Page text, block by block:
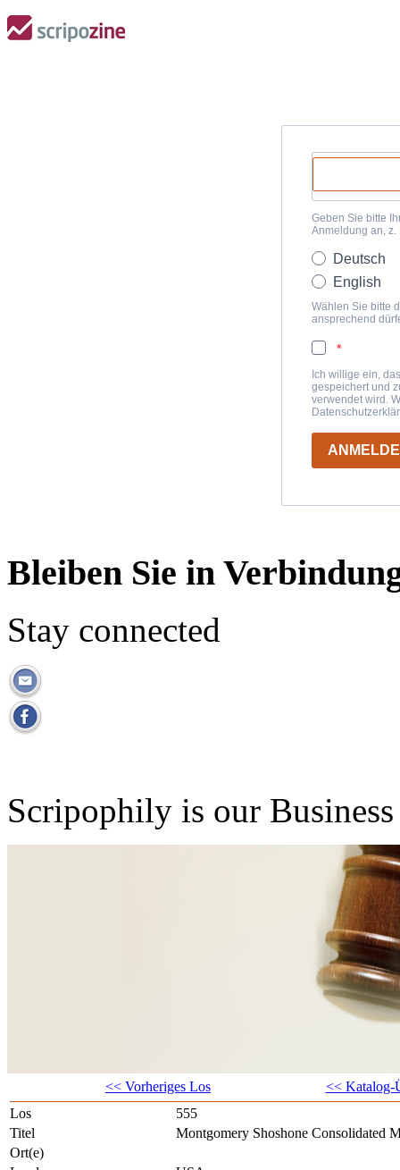
Geben Sie bitte
Anmeldung an, z.
Deutsch
English
Wählen Sie bitte
ansprechend
Ich willige ein,
gespeichert und
verwendet wird.
Bleiben Sie in
Stay connected
Scripophily is our
<< Vorheriges Los
<< Katalog-
Los
555
Titel
Montgomery Shoshone Consolidated
Ort(e)